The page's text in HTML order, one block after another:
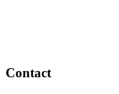
Contact